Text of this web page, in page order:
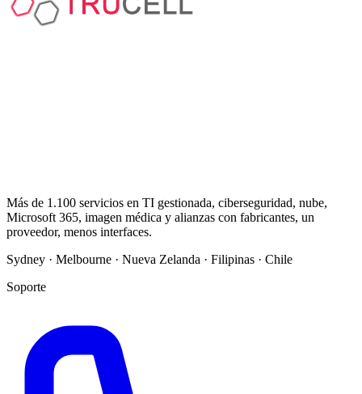
Más de 1.100 servicios en TI gestionada, ciberseguridad, nube,
Microsoft 365, imagen médica y alianzas con fabricantes, un
proveedor, menos interfaces.
Sydney · Melbourne · Nueva Zelanda · Filipinas · Chile
Soporte